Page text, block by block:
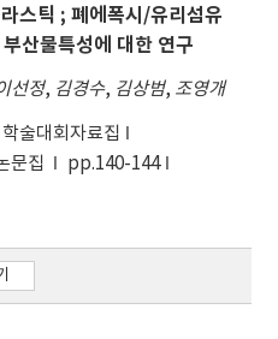
스틱 ; 폐에폭시/유리섬유
산물특성에 대한 연구
선정, 김경수, 김상범, 조영개
술대회자료집
문집
pp.140-144